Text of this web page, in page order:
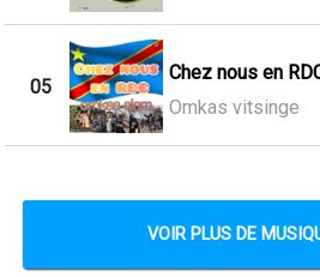
05
Chez nous en
Omkas vitsinge
VOIR PLUS DE